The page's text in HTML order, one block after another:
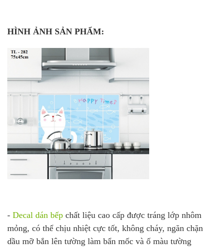
HÌNH ẢNH SẢN PHẨM:
- Decal dán bếp chất liệu cao cấp được tráng lớp nhôm
mỏng, có thể chịu nhiệt cực tốt, không cháy, ngăn chặn
dầu mỡ bắn lên tường làm bẩn mốc và ố màu tường